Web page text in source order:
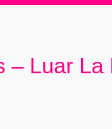
– Luar La